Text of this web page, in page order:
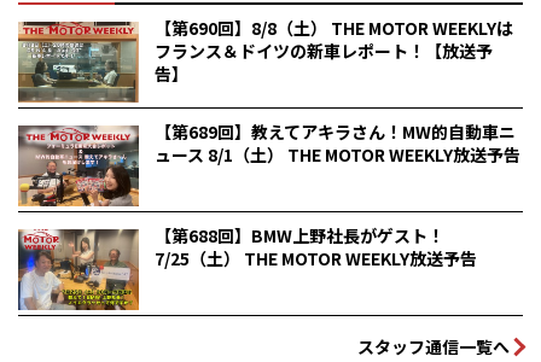
【第690回】8/8（土） THE MOTOR WEEKLYは
フランス＆ドイツの新車レポート！【放送予
告】
【第689回】教えてアキラさん！MW的自動車ニ
ュース 8/1（土） THE MOTOR WEEKLY放送予告
【第688回】BMW上野社長がゲスト！
7/25（土） THE MOTOR WEEKLY放送予告
スタッフ通信一覧へ